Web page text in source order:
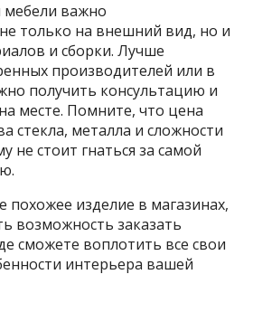
важно
только на внешний вид, но и
и сборки. Лучше
производителей или в
получить консультацию и
месте. Помните, что цена
стекла, металла и сложности
не стоит гнаться за самой
похожее изделие в магазинах,
возможность заказать
сможете воплотить все свои
интерьера вашей